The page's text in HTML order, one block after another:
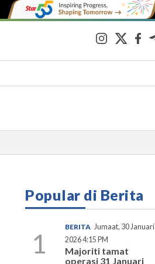
Popular di Berita
1
BERITA Jumaat, 30 Januari
2026 4:15 PM
Majoriti tamat
operasi 31 Januari